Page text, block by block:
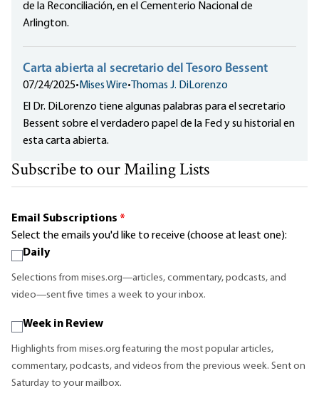
de la Reconciliación, en el Cementerio Nacional de
Arlington.
Carta abierta al secretario del Tesoro Bessent
07/24/2025• Mises Wire• Thomas J. DiLorenzo
El Dr. DiLorenzo tiene algunas palabras para el secretario
Bessent sobre el verdadero papel de la Fed y su historial en
esta carta abierta.
Subscribe to our Mailing Lists
Email Subscriptions *
Select the emails you'd like to receive (choose at least one):
Daily
Selections from mises.org—articles, commentary, podcasts, and
video—sent five times a week to your inbox.
Week in Review
Highlights from mises.org featuring the most popular articles,
commentary, podcasts, and videos from the previous week. Sent on
Saturday to your mailbox.